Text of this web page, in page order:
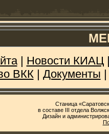
| Новости КИАЦ
ВКК | Документы
Станица
в составе III отдела
Дизайн и